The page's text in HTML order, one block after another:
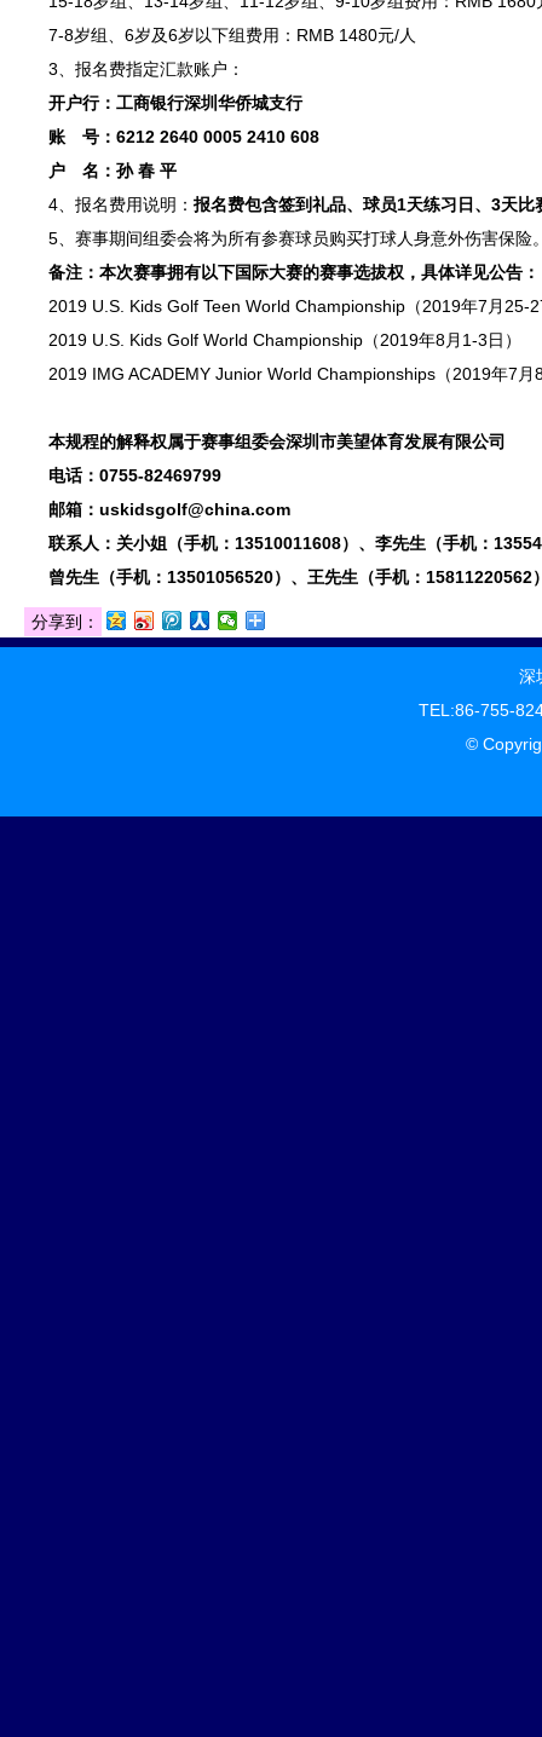
7-8岁组、6岁及6岁以下组费用：RMB 1480元/人
3、报名费指定汇款账户：
开户行：工商银行深圳华侨城支行
账 号：6212 2640 0005 2410 608
户 名：孙 春 平
4、报名费用说明： 报名费包含签到礼品、球员1天练习日、3天
5、赛事期间组委会将为所有参赛球员购买打球人身意外伤害保险
备注：本次赛事拥有以下国际大赛的赛事选拔权，具体详见公告：
2019 U.S. Kids Golf Teen World Championship（2019年7月25-
2019 U.S. Kids Golf World Championship（2019年8月1-3日）
2019 IMG ACADEMY Junior World Championships（2019年7月
本规程的解释权属于赛事组委会深圳市美望体育发展有限公司
电话：0755-82469799
邮箱：uskidsgolf@china.com
联系人：关小姐（手机：13510011608）、李先生（手机：
曾先生（手机：13501056520）、王先生（手机：15811220562
分享到：
深
TEL:86-755-
©